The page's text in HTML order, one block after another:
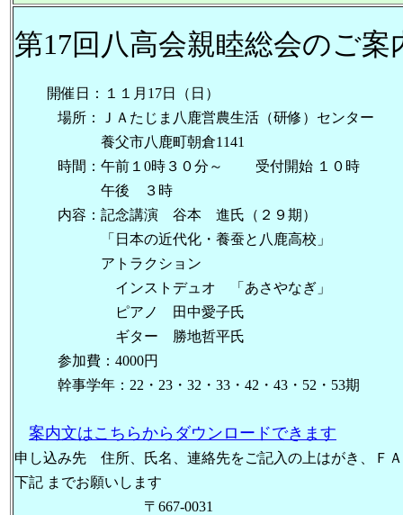
第17回八高会親睦総会のご案
開催日：１１月17日（日）
場所：ＪＡたじま八鹿営農生活（研修）センター
養父市八鹿町朝倉1141
時間：午前１0時３０分～ 受付開始 １０時
午後 ３時
内容：記念講演 谷本 進氏（２９期）
「日本の近代化・養蚕と八鹿高校」
アトラクション
インストデュオ 「あさやなぎ」
ピアノ 田中愛子氏
ギター 勝地哲平氏
参加費：4000円
幹事学年：22・23・32・33・42・43・52・53期
案内文はこちらからダウンロードできます
申し込み先 住所、氏名、連絡先をご記入の上はがき、Ｆ
下記 までお願いします
〒667-0031